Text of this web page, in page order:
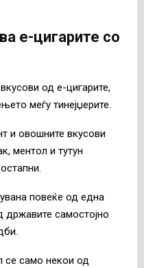
е-цигарите со
од е-цигарите,
меѓу тинејџерите.
и овошните вкусови
ментол и тутун
повеќе од една
државите самостојно
се само некои од